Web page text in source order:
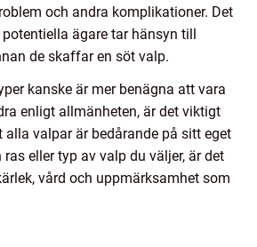
och andra komplikationer. Det
ägare tar hänsyn till
de skaffar en söt valp.
kanske är mer benägna att vara
enligt allmänheten, är det viktigt
valpar är bedårande på sitt eget
eller typ av valp du väljer, är det
vård och uppmärksamhet som